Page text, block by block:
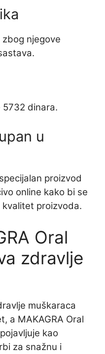
njegove
5732 dinara.
u
proizvod
online kako bi se
proizvoda.
Oral
zdravlje
muškaraca
a MAKAGRA Oral
kao
za snažnu i